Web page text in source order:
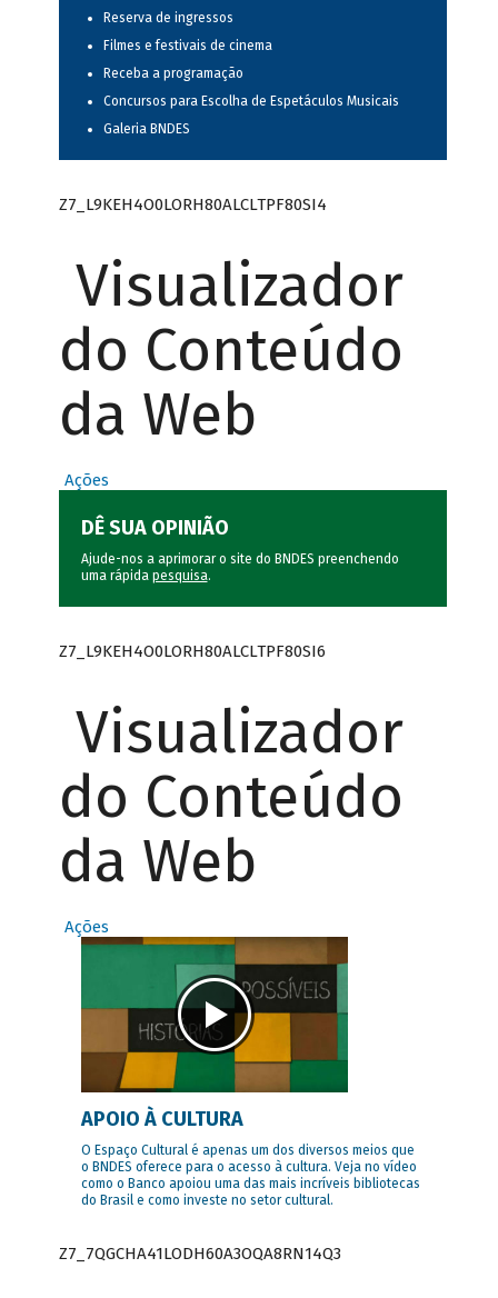
Reserva de ingressos
Filmes e festivais de cinema
Receba a programação
Concursos para Escolha de Espetáculos Musicais
Galeria BNDES
Z7_L9KEH4O0LORH80ALCLTPF80SI4
Visualizador
do Conteúdo
da Web
Ações
DÊ SUA OPINIÃO
Ajude-nos a aprimorar o site do BNDES preenchendo
uma rápida pesquisa.
Z7_L9KEH4O0LORH80ALCLTPF80SI6
Visualizador
do Conteúdo
da Web
Ações
APOIO À CULTURA
O Espaço Cultural é apenas um dos diversos meios que
o BNDES oferece para o acesso à cultura. Veja no vídeo
como o Banco apoiou uma das mais incríveis bibliotecas
do Brasil e como investe no setor cultural.
Z7_7QGCHA41LODH60A3OQA8RN14Q3